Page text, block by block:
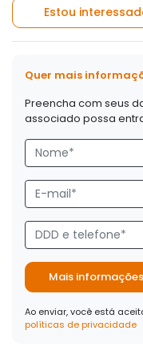
Estou
Quer mais
Preencha com seus
associado possa
Mais informações
Ao enviar, você está
políticas de privacidade